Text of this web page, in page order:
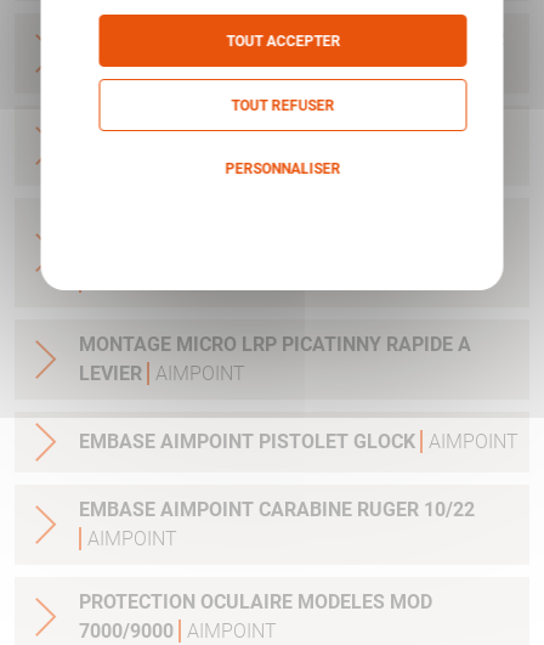
BASE MICRO DRILLING AVEC CLEF ET VIS POUR
H1&H2&ACRO AIMPOINT
BASE MICRO BLASER R93 ET AUTRES - AVEC
AIMPOINT
MONTAGE MICRO LRP PICATINNY RAPIDE A
LEVIER AIMPOINT
EMBASE AIMPOINT PISTOLET GLOCK AIMPOINT
EMBASE AIMPOINT CARABINE RUGER 10/22
AIMPOINT
PROTECTION OCULAIRE MODELES MOD
7000/9000 AIMPOINT
TOUT ACCEPTER
TOUT REFUSER
PERSONNALISER